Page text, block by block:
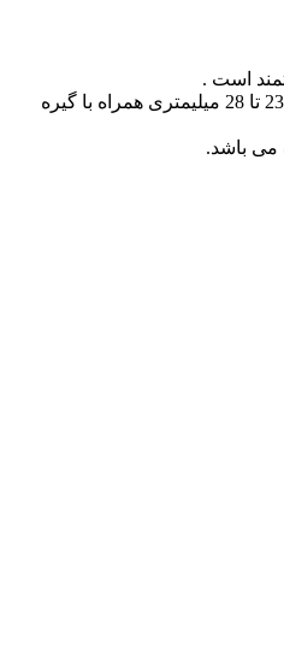
است .
حاوی 1 بسته پد مکنده ی 23 تا 28 میلیمتری همراه با گیره